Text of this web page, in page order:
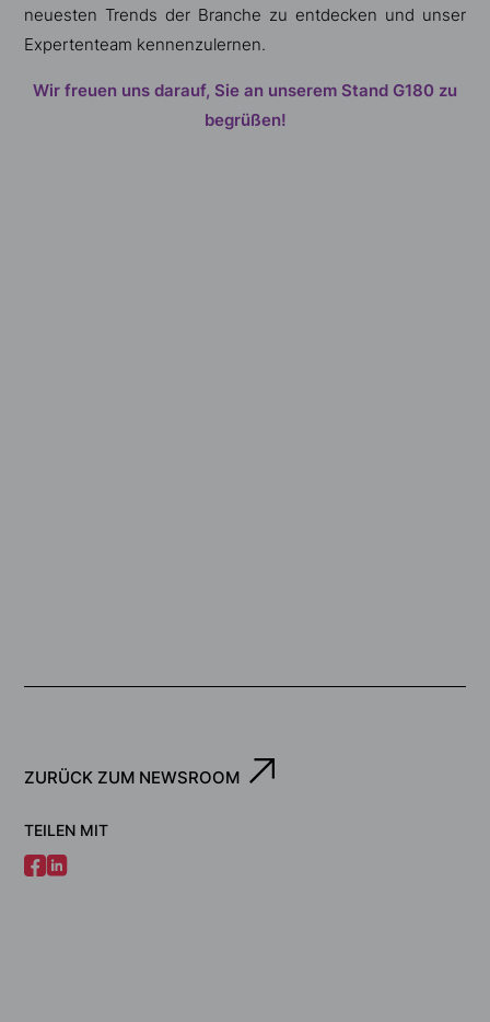
neuesten Trends der Branche zu entdecken und unser
Expertenteam kennenzulernen.
Wir freuen uns darauf, Sie an unserem Stand G180 zu
begrüßen!
ZURÜCK ZUM NEWSROOM
TEILEN MIT